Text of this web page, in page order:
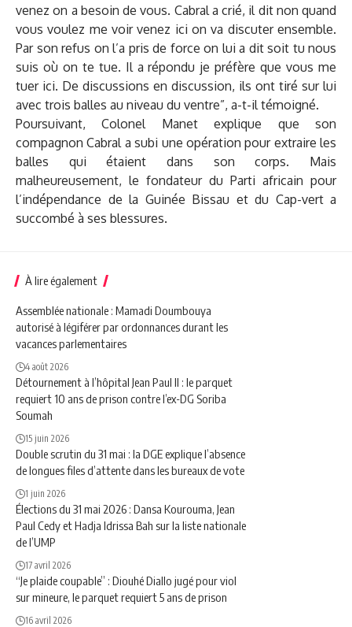
venez on a besoin de vous. Cabral a crié, il dit non quand
vous voulez me voir venez ici on va discuter ensemble.
Par son refus on l’a pris de force on lui a dit soit tu nous
suis où on te tue. Il a répondu je préfère que vous me
tuer ici. De discussions en discussion, ils ont tiré sur lui
avec trois balles au niveau du ventre”, a-t-il témoigné.
Poursuivant, Colonel Manet explique que son
compagnon Cabral a subi une opération pour extraire les
balles qui étaient dans son corps. Mais
malheureusement, le fondateur du Parti africain pour
l’indépendance de la Guinée Bissau et du Cap-vert a
succombé à ses blessures.
À lire également
Assemblée nationale : Mamadi Doumbouya
autorisé à légiférer par ordonnances durant les
vacances parlementaires
4 août 2026
Détournement à l’hôpital Jean Paul II : le parquet
requiert 10 ans de prison contre l’ex-DG Soriba
Soumah
15 juin 2026
Double scrutin du 31 mai : la DGE explique l’absence
de longues files d’attente dans les bureaux de vote
1 juin 2026
Élections du 31 mai 2026 : Dansa Kourouma, Jean
Paul Cedy et Hadja Idrissa Bah sur la liste nationale
de l’UMP
17 avril 2026
“Je plaide coupable” : Diouhé Diallo jugé pour viol
sur mineure, le parquet requiert 5 ans de prison
16 avril 2026